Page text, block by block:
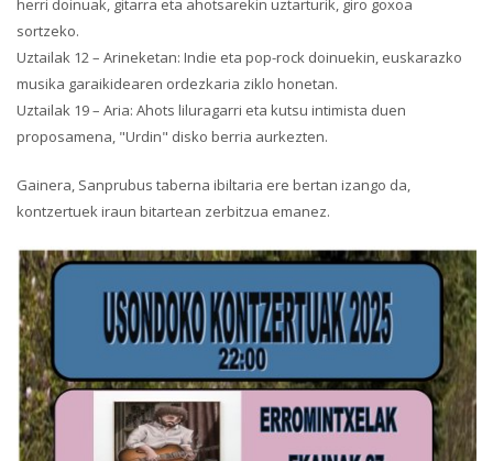
herri doinuak, gitarra eta ahotsarekin uztarturik, giro goxoa
sortzeko.
Uztailak 12 – Arineketan: Indie eta pop-rock doinuekin, euskarazko
musika garaikidearen ordezkaria ziklo honetan.
Uztailak 19 – Aria: Ahots liluragarri eta kutsu intimista duen
proposamena, "Urdin" disko berria aurkezten.
Gainera, Sanprubus taberna ibiltaria ere bertan izango da,
kontzertuek iraun bitartean zerbitzua emanez.